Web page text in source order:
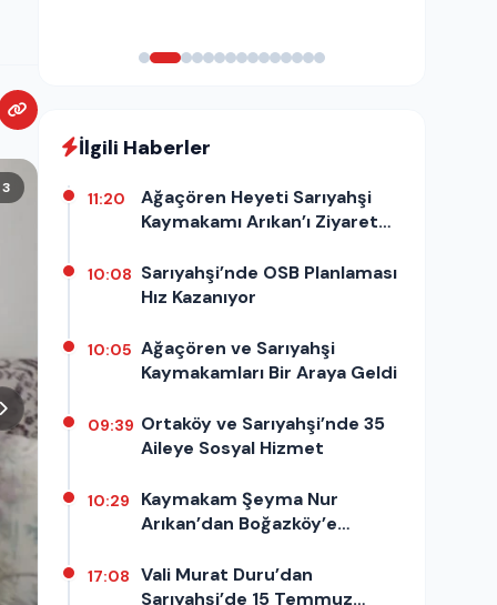
3
İlgili Haberler
11:20
Ağaçören Heyeti Sarıyahşi
Kaymakamı Arıkan’ı Ziyaret
10:08 Sarıyahşi’nde OSB Planlaması
Hız Kazanıyor
10:05 Ağaçören ve Sarıyahşi
Kaymakamları Bir Araya Geldi
09:39 Ortaköy ve Sarıyahşi’nde 35
Aileye Sosyal Hizmet
10:29
Kaymakam Şeyma Nur
Arıkan’dan Boğazköy’e
17:08
Vali Murat Duru’dan
Sarıyahşi’de 15 Temmuz